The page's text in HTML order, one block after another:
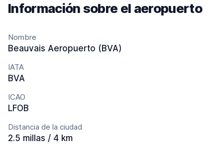
Información sobre el aeropuerto
Nombre
Beauvais Aeropuerto (BVA)
IATA
BVA
ICAO
LFOB
Distancia de la ciudad
2.5 millas / 4 km